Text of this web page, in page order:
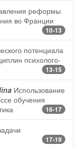
реформы
во Франции
10-13
потенциала
психолого-
13-15
Использование
обучения
16-17
17-19